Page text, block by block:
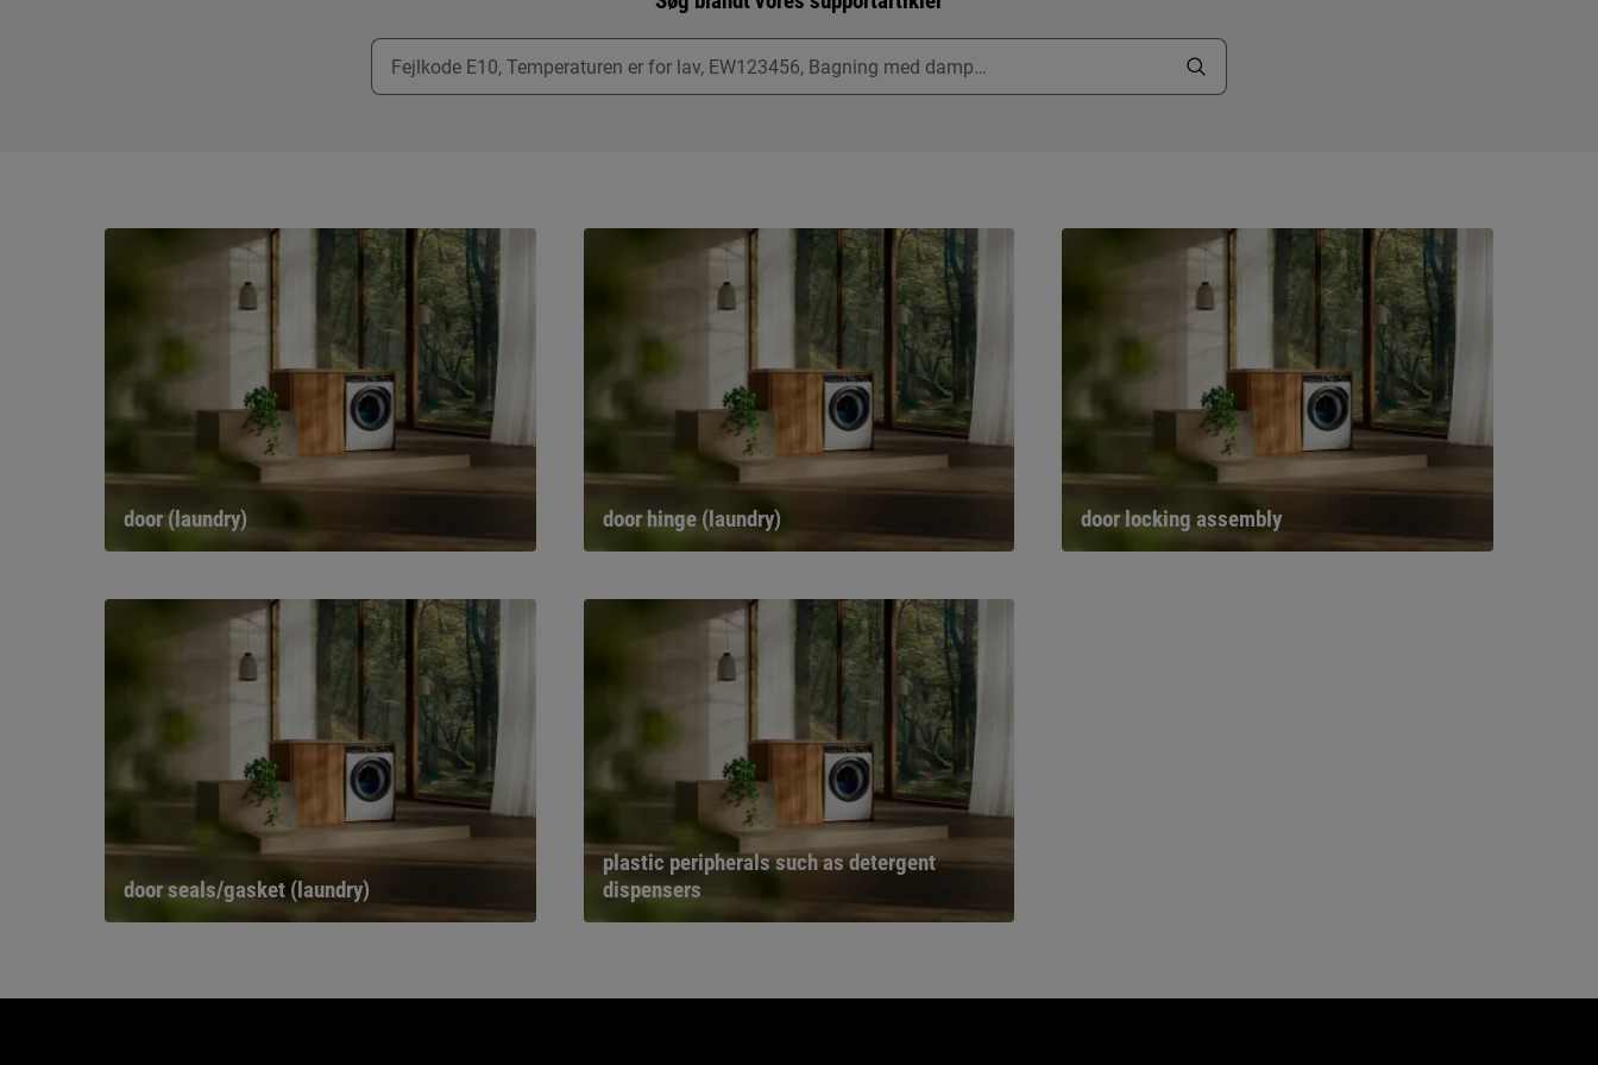
door (laundry) door hinge (laundry) door locking assembly
door seals/gasket (laundry)
plastic peripherals such as detergent
dispensers